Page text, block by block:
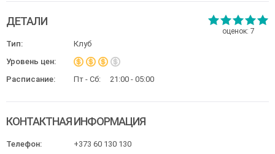
оценок: 7
ДЕТАЛИ
Тип:
Клуб
Уровень цен:
Расписание:
Пт - Сб: 21:00 - 05:00
КОНТАКТНАЯ ИНФОРМАЦИЯ
Телефон:
+373 60 130 130